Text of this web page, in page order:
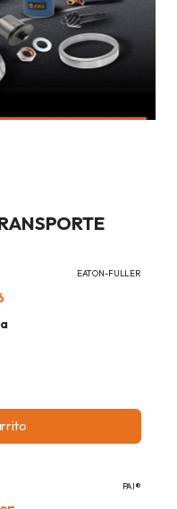
EATON-FULLER
PAI®